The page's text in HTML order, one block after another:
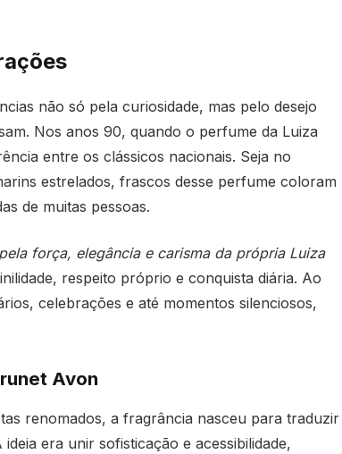
não só pela curiosidade, mas pelo desejo
Nos anos 90, quando o perfume da Luiza
entre os clássicos nacionais. Seja no
estrelados, frascos desse perfume coloram
de muitas pessoas.
força, elegância e carisma da própria Luiza
respeito próprio e conquista diária. Ao
celebrações e até momentos silenciosos,
Avon
renomados, a fragrância nasceu para traduzir
era unir sofisticação e acessibilidade,